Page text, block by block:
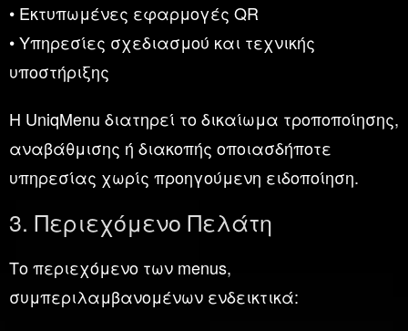
• Εκτυπωμένες εφαρμογές QR
• Υπηρεσίες σχεδιασμού και τεχνικής
υποστήριξης
Η UniqMenu διατηρεί το δικαίωμα τροποποίησης,
αναβάθμισης ή διακοπής οποιασδήποτε
υπηρεσίας χωρίς προηγούμενη ειδοποίηση.
3. Περιεχόμενο Πελάτη
Το περιεχόμενο των menus,
συμπεριλαμβανομένων ενδεικτικά: